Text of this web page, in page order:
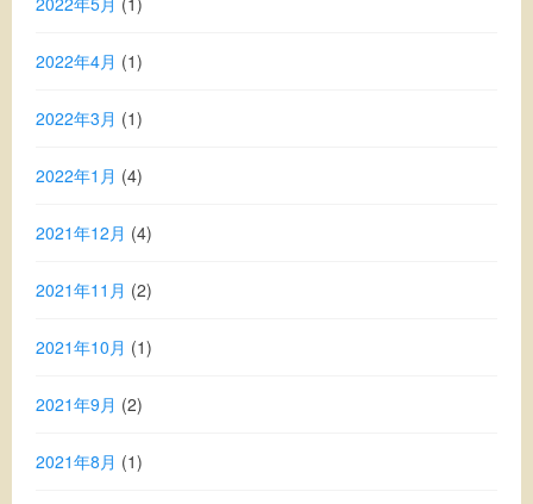
2022年4月 (1)
2022年3月 (1)
2022年1月 (4)
2021年12月 (4)
2021年11月 (2)
2021年10月 (1)
2021年9月 (2)
2021年8月 (1)